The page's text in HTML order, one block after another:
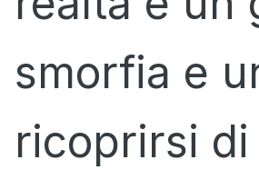
smorfia e
ricoprirsi di